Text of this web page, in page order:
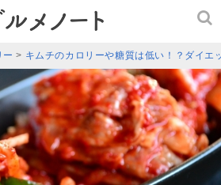
ー > キムチのカロリーや糖質は低い！？ダイエ